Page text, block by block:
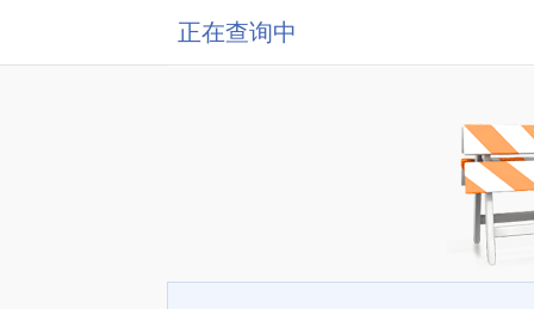
正在查询中